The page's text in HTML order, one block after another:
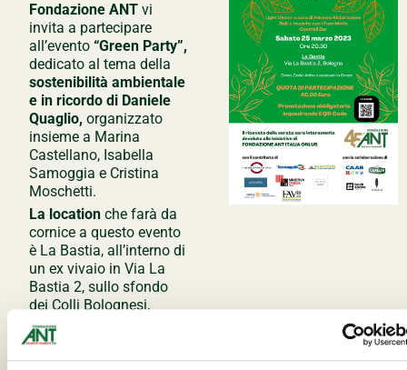
Fondazione ANT vi
invita a partecipare
all’evento “Green Party”,
dedicato al tema della
sostenibilità ambientale
e in ricordo di Daniele
Quaglio, organizzato
insieme a Marina
Castellano, Isabella
Samoggia e Cristina
Moschetti.
La location che farà da
cornice a questo evento
è La Bastia, all’interno di
un ex vivaio in Via La
Bastia 2, sullo sfondo
dei Colli Bolognesi,
circondato dal verde del
Parco dei Gessi, in cui
suggestivi risultano gli